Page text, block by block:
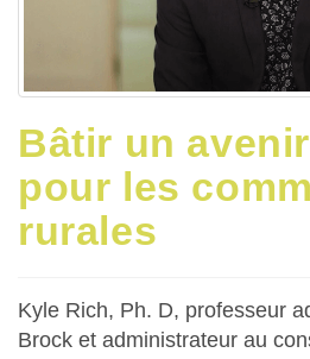
Bâtir un
pour les
rurales
Kyle Rich, Ph. D, professeur
Brock et administrateur au